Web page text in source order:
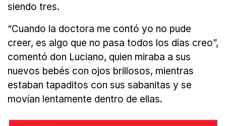
siendo tres.
“Cuando la doctora me contó yo no pude
creer, es algo que no pasa todos los días creo”,
comentó don Luciano, quien miraba a sus
nuevos bebés con ojos brillosos, mientras
estaban tapaditos con sus sabanitas y se
movían lentamente dentro de ellas.